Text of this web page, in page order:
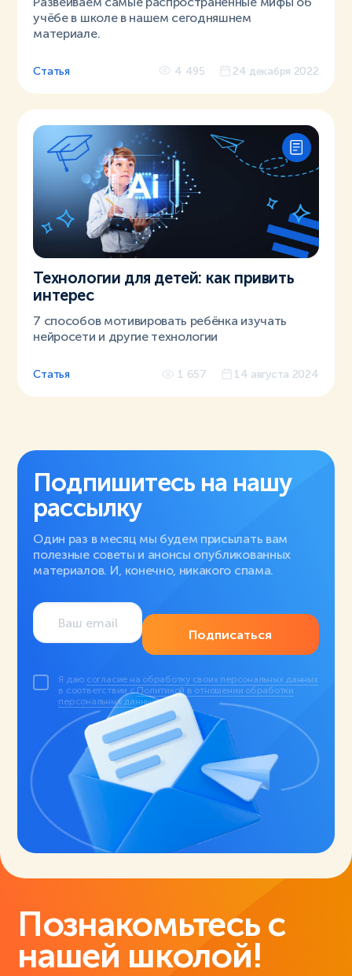
учёбе в школе в нашем сегодняшнем
материале.
Статья 4 495 24 декабря 2022
Технологии для детей: как привить
интерес
7 способов мотивировать ребёнка изучать
нейросети и другие технологии
Статья 1 657 14 августа 2024
Подпишитесь на нашу
рассылку
Один раз в месяц мы будем присылать вам
полезные советы и анонсы опубликованных
материалов. И, конечно, никакого спама.
Подписаться
Я даю согласие на обработку своих персональных данных
в соответствии сПолитикой в отношении обработки
персональных данных.
Познакомьтесь с
нашей школой!